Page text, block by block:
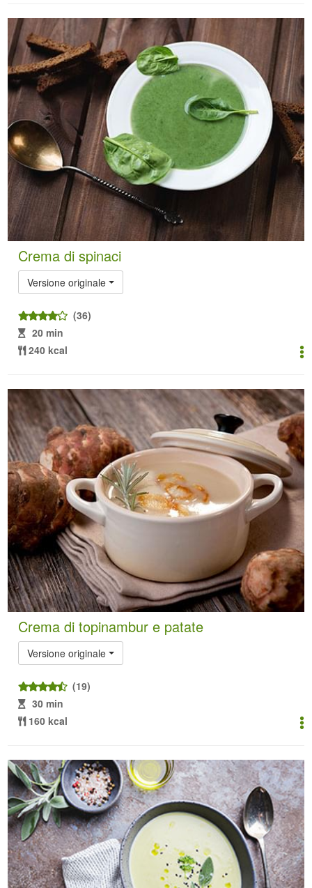
Crema di spinaci
Versione originale
(36)
20 min
240 kcal
Crema di topinambur e patate
Versione originale
(19)
30 min
160 kcal